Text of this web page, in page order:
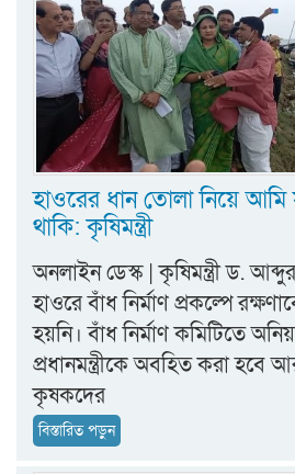
হাওরের ধান তোলা নিয়ে
থাকি: কৃষিমন্ত্রী
অনলাইন ডেস্ক | কৃষিমন্ত্রী ড.
হাওরে বাঁধ নির্মাণ প্রকল্পে
হয়নি। বাঁধ নির্মাণ কমিটিতে
প্রধানমন্ত্রীকে অবহিত করা হবে
কৃষকদের
বিস্তারিত পড়ুন